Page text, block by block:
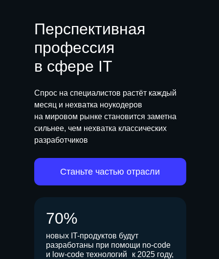
Перспективная
профессия
в сфере IT
70%
новых IT-продуктов будут
разработаны при помощи no-code
и low-code технологий к 2025 году,
Спрос на специалистов растёт каждый
месяц и нехватка ноукодеров
на мировом рынке становится заметна
сильнее, чем нехватка классических
разработчиков
Станьте частью отрасли